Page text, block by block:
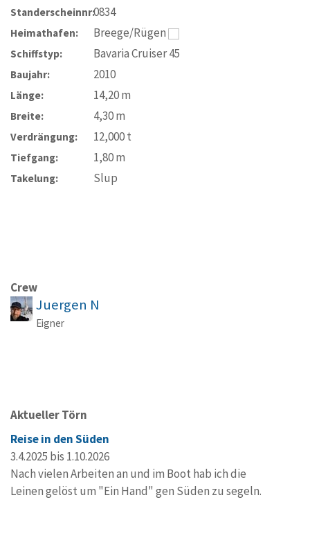
Standerscheinnr:0834
Heimathafen: Breege/Rügen
Schiffstyp: Bavaria Cruiser 45
Baujahr: 2010
Länge: 14,20m
Breite: 4,30m
Verdrängung: 12,000t
Tiefgang: 1,80m
Takelung: Slup
Crew
Juergen N
Eigner
Aktueller Törn
Reise in den Süden
3.4.2025 bis 1.10.2026
Nach vielen Arbeiten an und im Boot hab ich die
Leinen gelöst um "Ein Hand" gen Süden zu segeln.